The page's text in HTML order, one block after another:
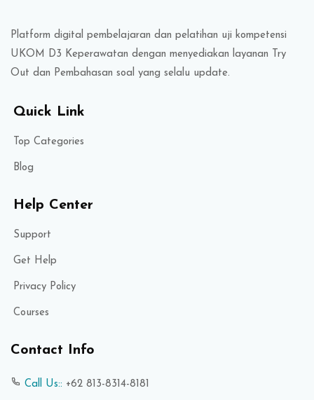
Platform digital pembelajaran dan pelatihan uji kompetensi
UKOM D3 Keperawatan dengan menyediakan layanan Try
Out dan Pembahasan soal yang selalu update.
Quick Link
Top Categories
Blog
Help Center
Support
Get Help
Privacy Policy
Courses
Contact Info
Call Us:: +62 813-8314-8181